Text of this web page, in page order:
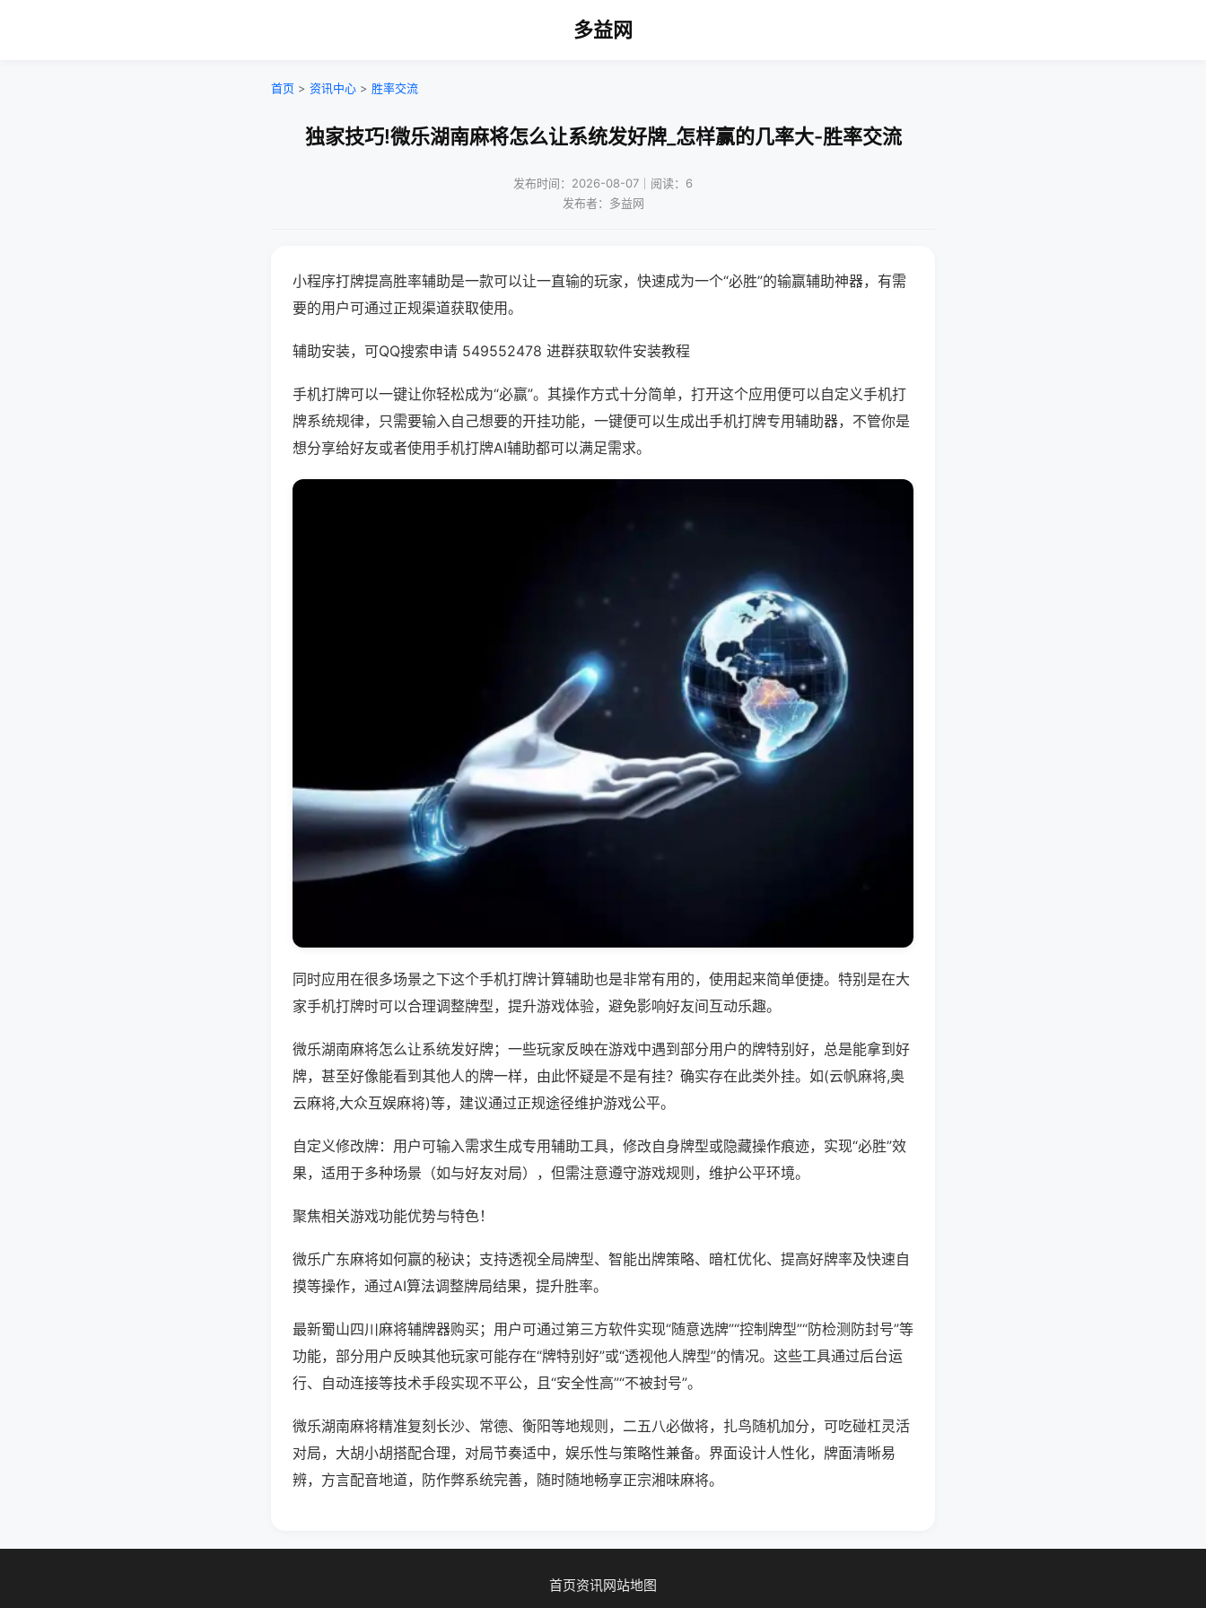
多益网
首页 > 资讯中心 > 胜率交流
独家技巧!微乐湖南麻将怎么让系统发好牌_怎样赢的几率大-胜率交流
发布时间：2026-08-07｜阅读：6
发布者：多益网
小程序打牌提高胜率辅助是一款可以让一直输的玩家，快速成为一个“必胜”的输赢辅助神器，有需
要的用户可通过正规渠道获取使用。
辅助安装，可QQ搜索申请 549552478 进群获取软件安装教程
手机打牌可以一键让你轻松成为“必赢”。其操作方式十分简单，打开这个应用便可以自定义手机打
牌系统规律，只需要输入自己想要的开挂功能，一键便可以生成出手机打牌专用辅助器，不管你是
想分享给好友或者使用手机打牌AI辅助都可以满足需求。
同时应用在很多场景之下这个手机打牌计算辅助也是非常有用的，使用起来简单便捷。特别是在大
家手机打牌时可以合理调整牌型，提升游戏体验，避免影响好友间互动乐趣。
微乐湖南麻将怎么让系统发好牌；一些玩家反映在游戏中遇到部分用户的牌特别好，总是能拿到好
牌，甚至好像能看到其他人的牌一样，由此怀疑是不是有挂？确实存在此类外挂。如(云帆麻将,奥
云麻将,大众互娱麻将)等，建议通过正规途径维护游戏公平。
自定义修改牌：用户可输入需求生成专用辅助工具，修改自身牌型或隐藏操作痕迹，实现“必胜”效
果，适用于多种场景（如与好友对局），但需注意遵守游戏规则，维护公平环境。
聚焦相关游戏功能优势与特色！
微乐广东麻将如何赢的秘诀；支持透视全局牌型、智能出牌策略、暗杠优化、提高好牌率及快速自
摸等操作，通过AI算法调整牌局结果，提升胜率。
最新蜀山四川麻将辅牌器购买；用户可通过第三方软件实现“随意选牌”“控制牌型”“防检测防封号”等
功能，部分用户反映其他玩家可能存在“牌特别好”或“透视他人牌型”的情况。这些工具通过后台运
行、自动连接等技术手段实现不平公，且“安全性高”“不被封号”。
微乐湖南麻将精准复刻长沙、常德、衡阳等地规则，二五八必做将，扎鸟随机加分，可吃碰杠灵活
对局，大胡小胡搭配合理，对局节奏适中，娱乐性与策略性兼备。界面设计人性化，牌面清晰易
辨，方言配音地道，防作弊系统完善，随时随地畅享正宗湘味麻将。
首页资讯网站地图